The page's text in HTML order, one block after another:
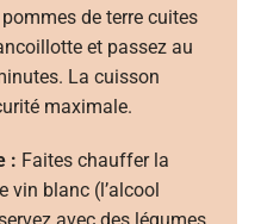
de terre cuites
et passez au
La cuisson
maximale.
: Faites chauffer la
vin blanc (l’alcool